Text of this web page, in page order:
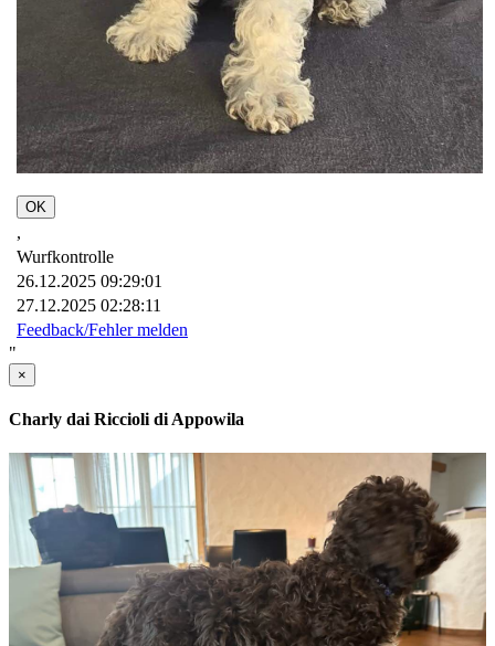
OK
,
Wurfkontrolle
26.12.2025 09:29:01
27.12.2025 02:28:11
Feedback/Fehler melden
"
×
Charly dai Riccioli di Appowila